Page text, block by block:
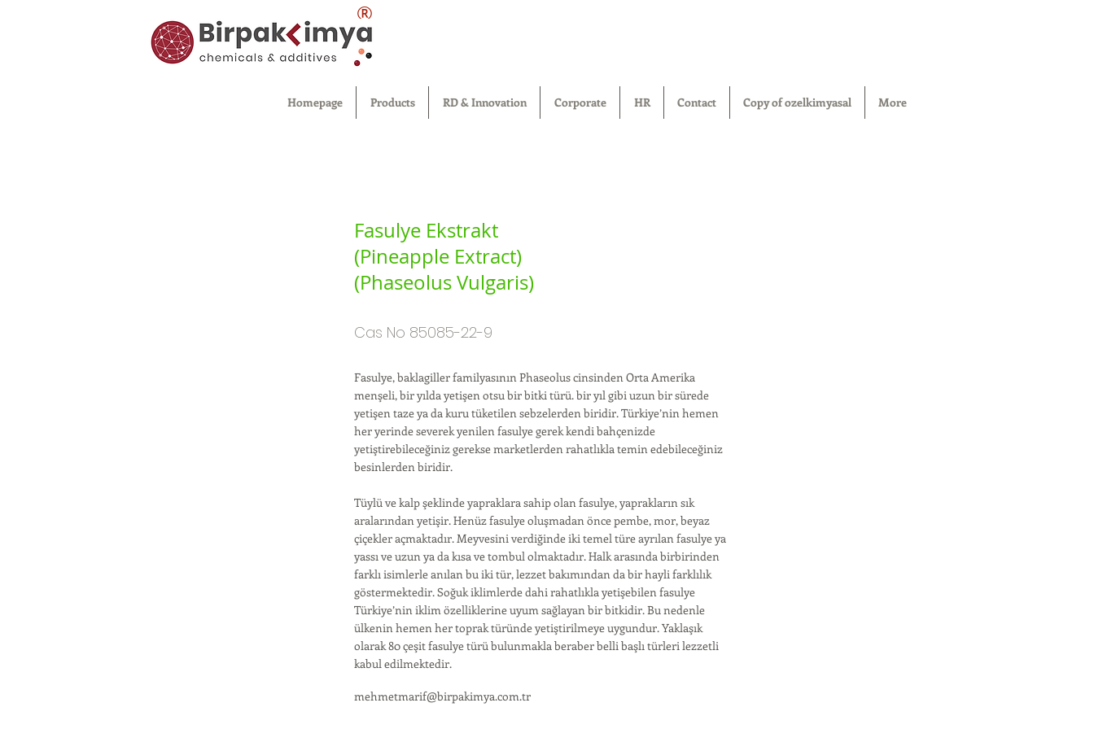
®
Homepage Products RD & Innovation Corporate HR Contact Copy of ozelkimyasal More
Fasulye Ekstrakt
(Pineapple Extract)
(Phaseolus Vulgaris)
Cas No 85085-22-9
Fasulye, baklagiller familyasının Phaseolus cinsinden Orta Amerika
menşeli, bir yılda yetişen otsu bir bitki türü. bir yıl gibi uzun bir sürede
yetişen taze ya da kuru tüketilen sebzelerden biridir. Türkiye’nin hemen
her yerinde severek yenilen fasulye gerek kendi bahçenizde
yetiştirebileceğiniz gerekse marketlerden rahatlıkla temin edebileceğiniz
besinlerden biridir.
Tüylü ve kalp şeklinde yapraklara sahip olan fasulye, yaprakların sık
aralarından yetişir. Henüz fasulye oluşmadan önce pembe, mor, beyaz
çiçekler açmaktadır. Meyvesini verdiğinde iki temel türe ayrılan fasulye ya
yassı ve uzun ya da kısa ve tombul olmaktadır. Halk arasında birbirinden
farklı isimlerle anılan bu iki tür, lezzet bakımından da bir hayli farklılık
göstermektedir. Soğuk iklimlerde dahi rahatlıkla yetişebilen fasulye
Türkiye’nin iklim özelliklerine uyum sağlayan bir bitkidir. Bu nedenle
ülkenin hemen her toprak türünde yetiştirilmeye uygundur. Yaklaşık
olarak 80 çeşit fasulye türü bulunmakla beraber belli başlı türleri lezzetli
kabul edilmektedir.
mehmetmarif@birpakimya.com.tr